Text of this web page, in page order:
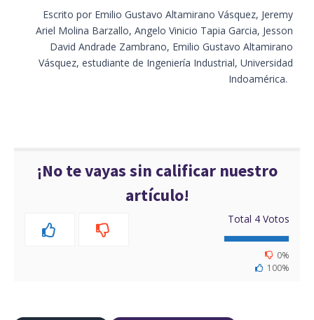
Escrito por Emilio Gustavo Altamirano Vásquez, Jeremy
Ariel Molina Barzallo, Angelo Vinicio Tapia Garcia, Jesson
David Andrade Zambrano, Emilio Gustavo Altamirano
Vásquez, estudiante de Ingeniería Industrial, Universidad
Indoamérica.
¡No te vayas sin calificar nuestro
artículo!
Total 4 Votos
0%
100%